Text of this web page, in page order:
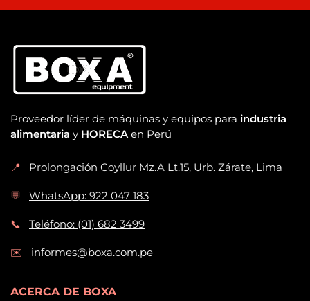
Proveedor líder de máquinas y equipos para industria
alimentaria y HORECA en Perú
📍 Prolongación Coyllur Mz.A Lt.15, Urb. Zárate, Lima
💬 WhatsApp: 922 047 183
📞 Teléfono: (01) 682 3499
✉️ informes@boxa.com.pe
ACERCA DE BOXA